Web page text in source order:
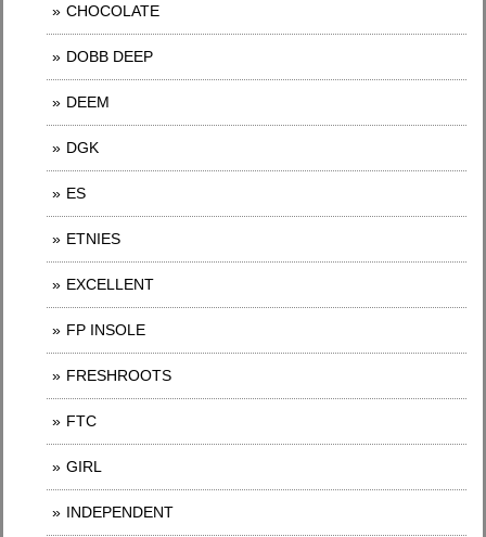
CHOCOLATE
DOBB DEEP
DEEM
DGK
ES
ETNIES
EXCELLENT
FP INSOLE
FRESHROOTS
FTC
GIRL
INDEPENDENT